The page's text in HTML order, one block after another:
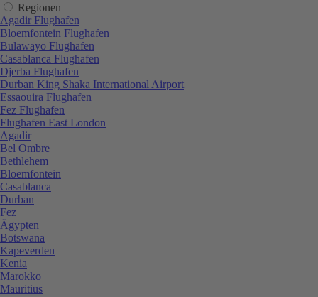
Regionen
Agadir Flughafen
Bloemfontein Flughafen
Bulawayo Flughafen
Casablanca Flughafen
Djerba Flughafen
Durban King Shaka International Airport
Essaouira Flughafen
Fez Flughafen
Flughafen East London
Agadir
Bel Ombre
Bethlehem
Bloemfontein
Casablanca
Durban
Fez
Ägypten
Botswana
Kapeverden
Kenia
Marokko
Mauritius